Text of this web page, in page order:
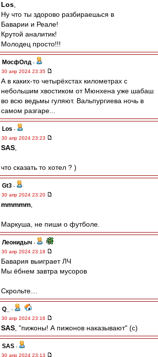
Los
Ну что ты здорово разбираешься в
Баварии и Реале!
Крутой аналитик!
Молодец просто!!!
МосфОлд -
30 апр 2024 23:35
А в каких-то четырёхстах километрах с
небольшим хвостиком от Мюнхена уже шабаш
во всю ведьмы гуляют. Вальпургиева ночь в
самом разгаре...
Los -
30 апр 2024 23:23
SAS
что сказать то хотел ? )
Gt3 -
30 апр 2024 23:20
mmmmm
Маркуша, не пиши о футболе.
Леонидыч -
30 апр 2024 23:18
Бавария выиграет ЛЧ
Мы ёбнем завтра мусоров
Скрольте…
Q_
-
30 апр 2024 23:16
SAS , "пижоны! А пижонов наказывают" (с)
SAS -
30 апр 2024 23:13